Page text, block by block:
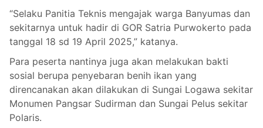
“Selaku Panitia Teknis mengajak warga Banyumas dan
sekitarnya untuk hadir di GOR Satria Purwokerto pada
tanggal 18 sd 19 April 2025,” katanya.
Para peserta nantinya juga akan melakukan bakti
sosial berupa penyebaran benih ikan yang
direncanakan akan dilakukan di Sungai Logawa sekitar
Monumen Pangsar Sudirman dan Sungai Pelus sekitar
Polaris.